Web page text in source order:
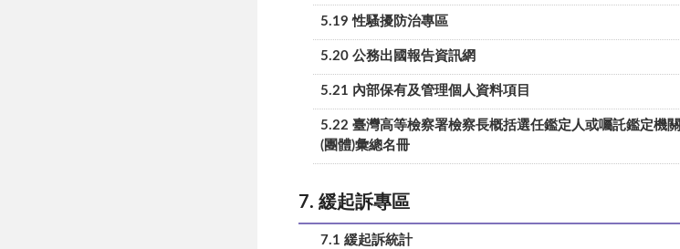
5.19 性騷擾防治專區
5.20 公務出國報告資訊網
5.21 內部保有及管理個人資料項目
5.22 臺灣高等檢察署檢察長概括選任鑑定人或囑託鑑定機關
(團體)彙總名冊
7. 緩起訴專區
7.1 緩起訴統計